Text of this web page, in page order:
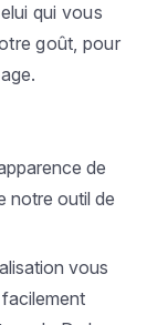
qui vous
goût, pour
de
notre outil de
vous